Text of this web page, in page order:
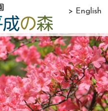
> English